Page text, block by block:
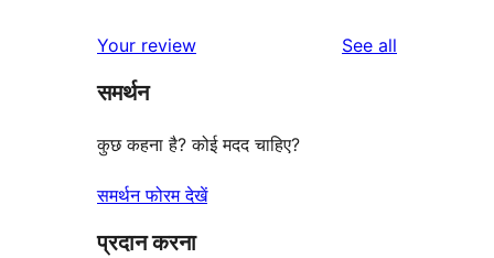
reviews
star
review
Your review See all
समर्थन
कुछ कहना है? कोई मदद चाहिए?
समर्थन फोरम देखें
प्रदान करना